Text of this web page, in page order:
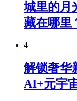
城里的月
藏在哪里
4
解锁奢
AI+元宇